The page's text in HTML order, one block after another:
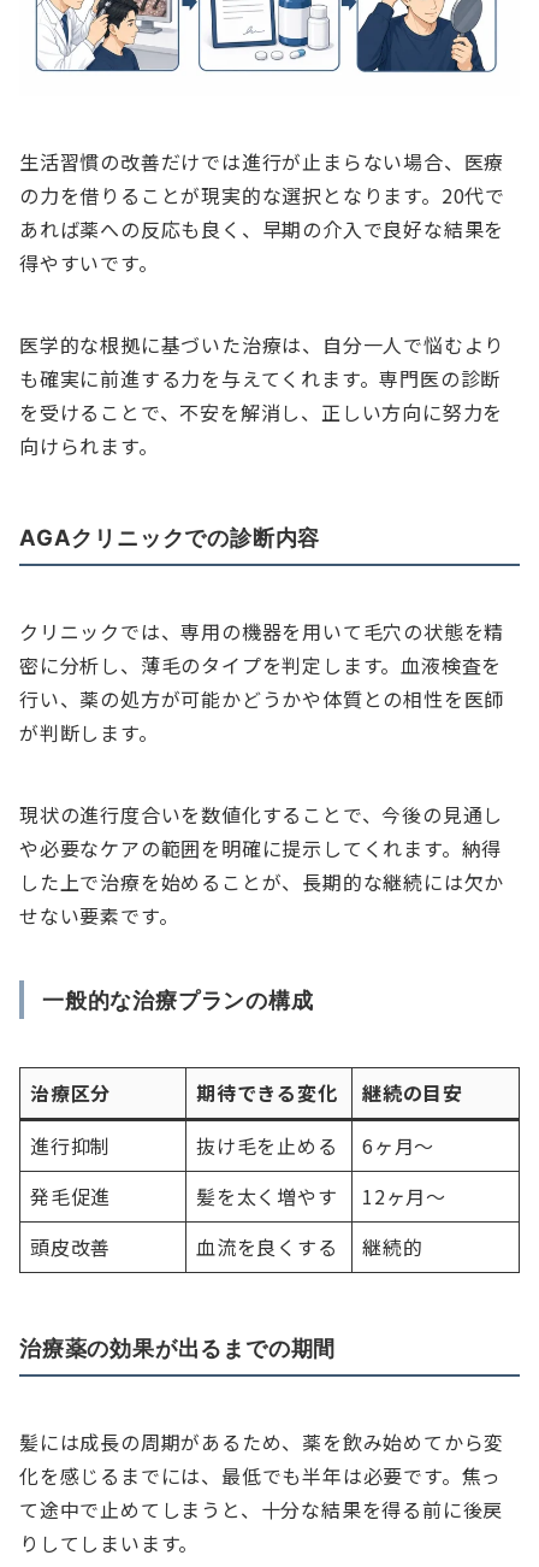
生活習慣の改善だけでは進行が止まらない場合、医療
の力を借りることが現実的な選択となります。20代で
あれば薬への反応も良く、早期の介入で良好な結果を
得やすいです。
医学的な根拠に基づいた治療は、自分一人で悩むより
も確実に前進する力を与えてくれます。専門医の診断
を受けることで、不安を解消し、正しい方向に努力を
向けられます。
AGAクリニックでの診断内容
クリニックでは、専用の機器を用いて毛穴の状態を精
密に分析し、薄毛のタイプを判定します。血液検査を
行い、薬の処方が可能かどうかや体質との相性を医師
が判断します。
現状の進行度合いを数値化することで、今後の見通し
や必要なケアの範囲を明確に提示してくれます。納得
した上で治療を始めることが、長期的な継続には欠か
せない要素です。
一般的な治療プランの構成
治療区分 期待できる変化
継続の目安
進行抑制
抜け毛を止める
6ヶ月〜
発毛促進
髪を太く増やす
12ヶ月〜
頭皮改善
血流を良くする 継続的
治療薬の効果が出るまでの期間
髪には成長の周期があるため、薬を飲み始めてから変
化を感じるまでには、最低でも半年は必要です。焦っ
て途中で止めてしまうと、十分な結果を得る前に後戻
りしてしまいます。